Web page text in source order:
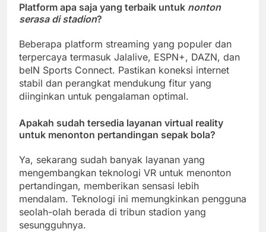
Platform apa saja yang terbaik untuk nonton
serasa di stadion?
Beberapa platform streaming yang populer dan
terpercaya termasuk Jalalive, ESPN+, DAZN, dan
beIN Sports Connect. Pastikan koneksi internet
stabil dan perangkat mendukung fitur yang
diinginkan untuk pengalaman optimal.
Apakah sudah tersedia layanan virtual reality
untuk menonton pertandingan sepak bola?
Ya, sekarang sudah banyak layanan yang
mengembangkan teknologi VR untuk menonton
pertandingan, memberikan sensasi lebih
mendalam. Teknologi ini memungkinkan pengguna
seolah-olah berada di tribun stadion yang
sesungguhnya.